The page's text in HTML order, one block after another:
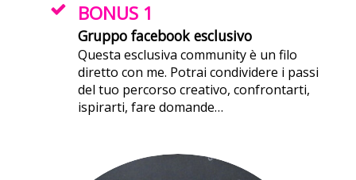
BONUS 1
Gruppo facebook esclusivo
Questa esclusiva community è un filo
diretto con me. Potrai condividere i passi
del tuo percorso creativo, confrontarti,
ispirarti, fare domande…